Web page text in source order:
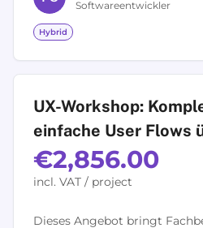
Softwareentwickler
Hybrid
UX-Workshop:
einfache User Flows
€2,856.00
incl. VAT / project
Dieses Angebot bringt